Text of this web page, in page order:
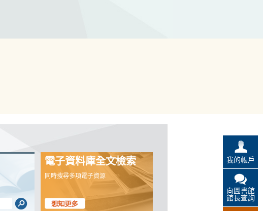
我的帳戶
向圖書館
館長查詢
電子資料庫全文檢索
同時搜尋多項電子資源